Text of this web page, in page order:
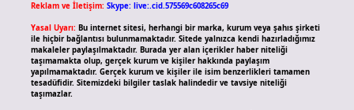
Reklam ve İletişim: Skype: live:.cid.575569c608265c69
Yasal Uyarı: Bu internet sitesi, herhangi bir marka, kurum veya şahıs şirketi
ile hiçbir bağlantısı bulunmamaktadır. Sitede yalnızca kendi hazırladığımız
makaleler paylaşılmaktadır. Burada yer alan içerikler haber niteliği
taşımamakta olup, gerçek kurum ve kişiler hakkında paylaşım
yapılmamaktadır. Gerçek kurum ve kişiler ile isim benzerlikleri tamamen
tesadüfidir. Sitemizdeki bilgiler taslak halindedir ve tavsiye niteliği
taşımazlar.